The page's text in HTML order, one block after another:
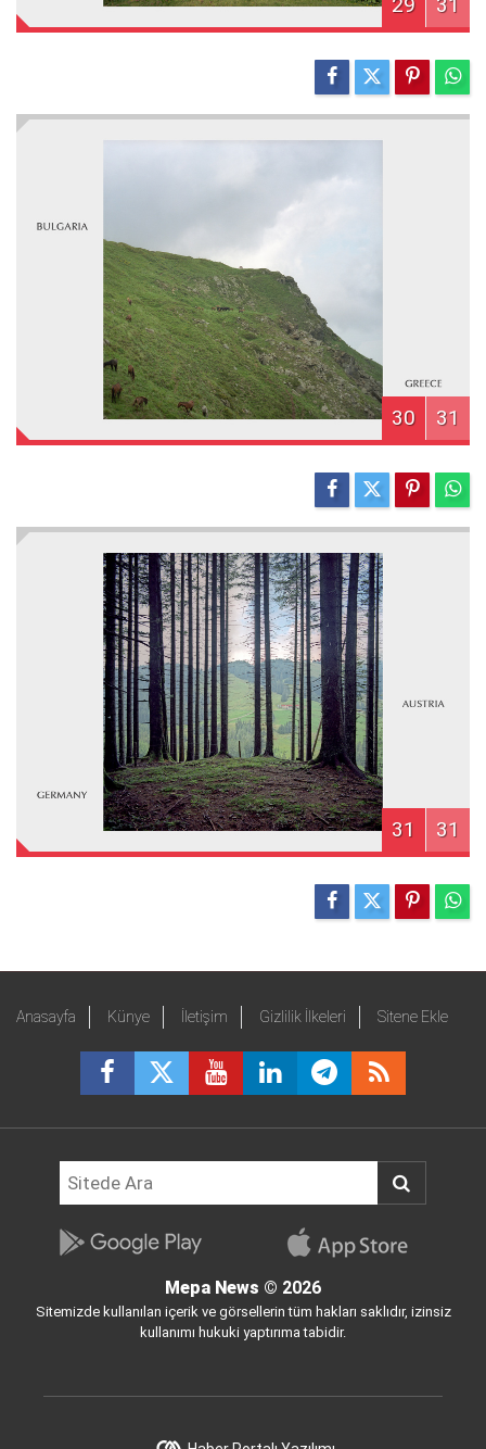
30 31
31 31
Anasayfa Künye İletişim Gizlilik İlkeleri Sitene Ekle
Mepa News © 2026
Sitemizde kullanılan içerik ve görsellerin tüm hakları saklıdır, izinsiz
kullanımı hukuki yaptırıma tabidir.